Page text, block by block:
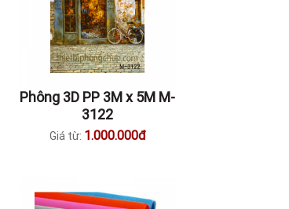
Phông 3D PP 3M x 5M M-
3122
Giá từ: 1.000.000đ